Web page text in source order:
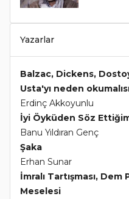
Yazarlar
Balzac, Dickens,
Usta'yı neden
Erdinç Akkoyunlu
İyi Öyküden Söz
Banu Yıldıran Genç
Şaka
Erhan Sunar
İmralı Tartışması,
Meselesi